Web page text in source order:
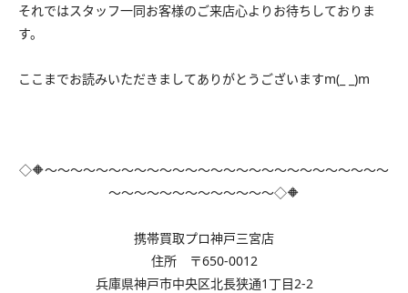
それではスタッフ一同お客様のご来店心よりお待ちしておりま
す。
ここまでお読みいただきましてありがとうございますm(_ _)m
◇🔶～～～～～～～～～～～～～～～～～～～～～～～～～～～
～～～～～～～～～～～～～◇🔶
携帯買取プロ神戸三宮店
住所 〒650-0012
兵庫県神戸市中央区北長狭通1丁目2-2